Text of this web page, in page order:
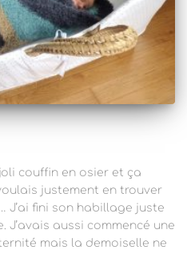
couffin en osier et ça
justement en trouver
J’ai fini son habillage juste
aussi commencé une
mais la demoiselle ne